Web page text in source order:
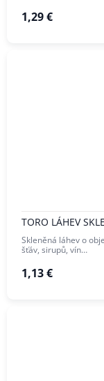
1,29 €
TORO LÁHEV
Skleněná láhev o
šťáv, sirupů, vín…
1,13 €